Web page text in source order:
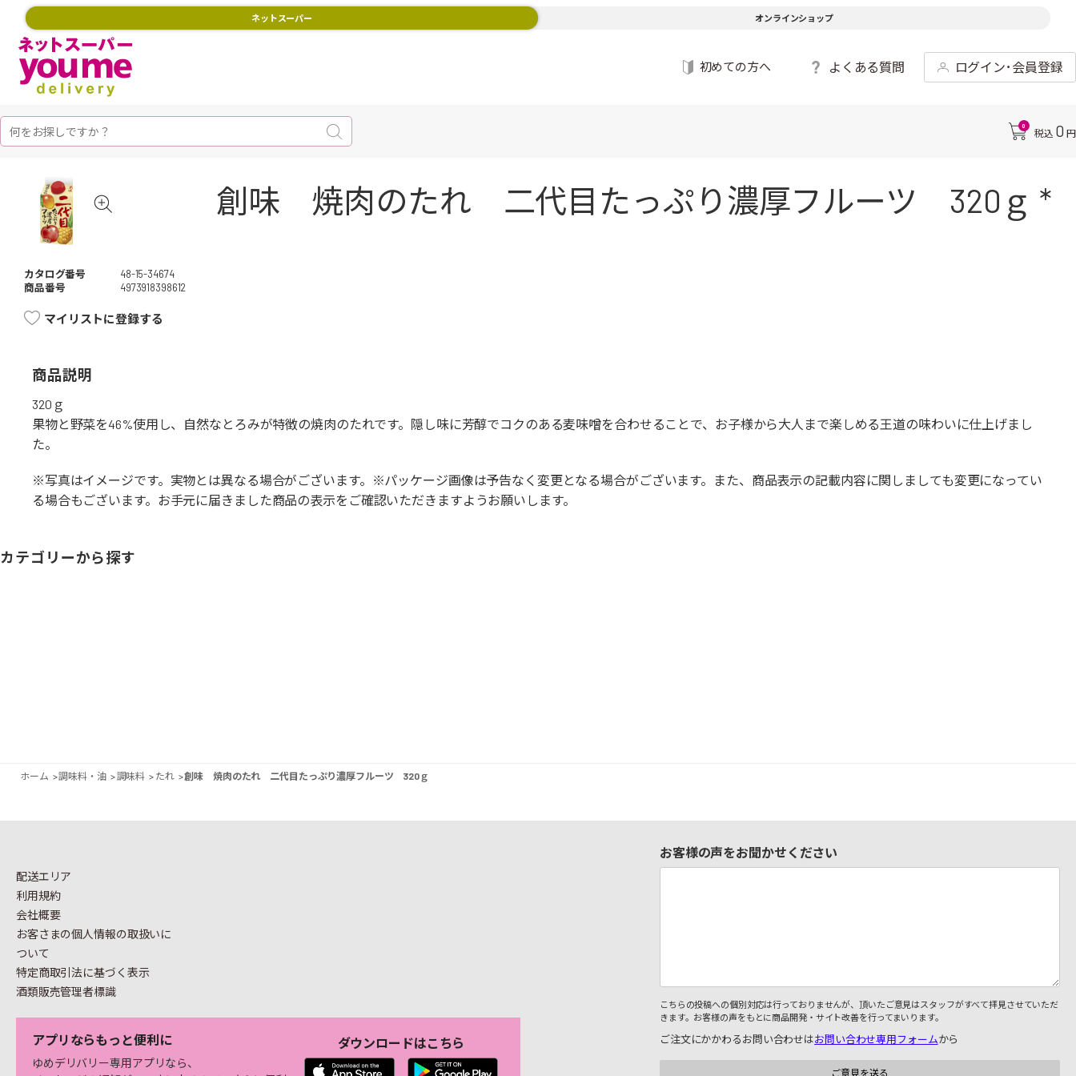
ネットスーパー オンラインショップ
初めての方へ よくある質問 ログイン･会員登録
0
税込 0 円
創味 焼肉のたれ 二代目たっぷり濃厚フルーツ 320ｇ *
カタログ番号
48-15-34674
商品番号
4973918398612
マイリストに登録する
商品説明
320ｇ
果物と野菜を46%使用し、自然なとろみが特徴の焼肉のたれです。隠し味に芳醇でコクのある麦味噌を合わせることで、お子様から大人まで楽しめる王道の味わいに仕上げまし
た。
※写真はイメージです。実物とは異なる場合がございます。※パッケージ画像は予告なく変更となる場合がございます。また、商品表示の記載内容に関しましても変更になってい
る場合もございます。お手元に届きました商品の表示をご確認いただきますようお願いします。
カテゴリーから探す
ホーム >調味料・油 >調味料 > たれ >創味 焼肉のたれ 二代目たっぷり濃厚フルーツ 320ｇ
配送エリア
利用規約
会社概要
お客さまの個人情報の取扱いに
ついて
特定商取引法に基づく表示
酒類販売管理者標識
アプリならもっと便利に
ゆめデリバリー専用アプリなら、
ダウンロードはこちら
お客様の声をお聞かせください
こちらの投稿への個別対応は行っておりませんが、頂いたご意見はスタッフがすべて拝見させていただ
きます。お客様の声をもとに商品開発・サイト改善を行ってまいります。
ご注文にかかわるお問い合わせはお問い合わせ専用フォームから